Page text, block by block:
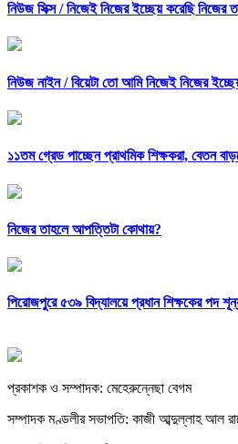
নিউজ সিক্স /নিজেই নিজের ইচ্ছেয় করেছি নিজের
নিউজ নাইন /বিয়েটা তো আমি নিজেই নিজের
১১তম গ্রেড পাচ্ছেন প্রাথমিক শিক্ষকরা, বেতন
নিজের তাহলে আপত্তিটা কোথায়?
পিরোজপুরে ৫৩৯ বিদ্যালয়ে প্রধান শিক্ষকের পদ
প্রকাশক ও সম্পাদক: মেহেরুন্নেছা বেগম
সম্পাদক মণ্ডলীর সভাপতি: কাজী আব্দুল্লাহ আল